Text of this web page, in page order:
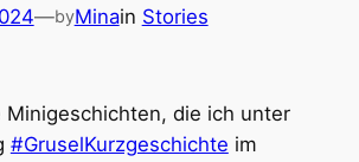
—byMinain Stories
Minigeschichten, die ich unter
#GruselKurzgeschichte im